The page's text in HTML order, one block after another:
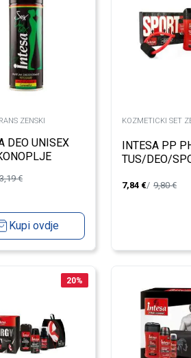
ZENSKI
DEO UNISEX
3,19€
Kupi ovdje
KOZMETICKI SET
INTESA PP
TUS/DEO/
7,84 € 9,80€
20%